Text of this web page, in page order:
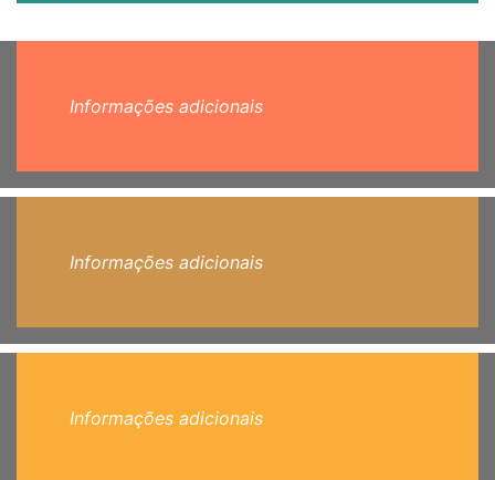
Informações adicionais
Informações adicionais
Informações adicionais